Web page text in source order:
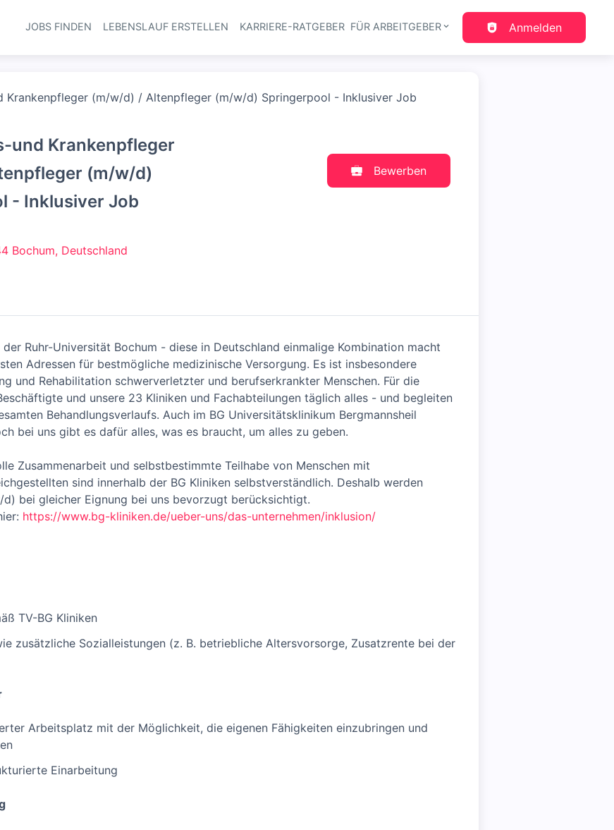
Haupt-Navigation
JOBS FINDEN LEBENSLAUF ERSTELLEN KARRIERE-RATGEBER FÜR ARBEITGEBER Anmelden
Krankenpfleger (m/w/d) / Altenpfleger (m/w/d) Springerpool - Inklusiver Job
und Krankenpfleger
(m/w/d)
- Inklusiver Job
Bochum, Deutschland
Bewerben
Ruhr-Universität Bochum - diese in Deutschland einmalige Kombination macht
Adressen für bestmögliche medizinische Versorgung. Es ist insbesondere
und Rehabilitation schwerverletzter und berufserkrankter Menschen. Für die
und unsere 23 Kliniken und Fachabteilungen täglich alles - und begleiten
Behandlungsverlaufs. Auch im BG Universitätsklinikum Bergmannsheil
bei uns gibt es dafür alles, was es braucht, um alles zu geben.
Zusammenarbeit und selbstbestimmte Teilhabe von Menschen mit
sind innerhalb der BG Kliniken selbstverständlich. Deshalb werden
bei gleicher Eignung bei uns bevorzugt berücksichtigt.
https://www.bg-kliniken.de/ueber-uns/das-unternehmen/inklusion/
TV-BG Kliniken
zusätzliche Sozialleistungen (z. B. betriebliche Altersvorsorge, Zusatzrente bei der
Arbeitsplatz mit der Möglichkeit, die eigenen Fähigkeiten einzubringen und
Einarbeitung